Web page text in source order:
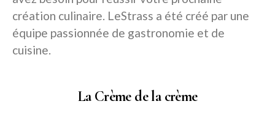
création culinaire. LeStrass a été créé par une
équipe passionnée de gastronomie et de
cuisine.
La Crème de la crème